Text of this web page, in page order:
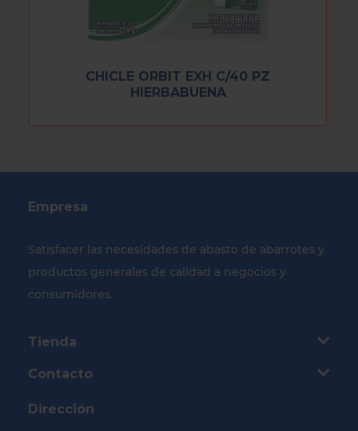
CHICLE ORBIT EXH C/40 PZ
HIERBABUENA
Empresa
Satisfacer las necesidades de abasto de abarrotes y
productos generales de calidad a negocios y
consumidores.
Tienda
Contacto
Dirección